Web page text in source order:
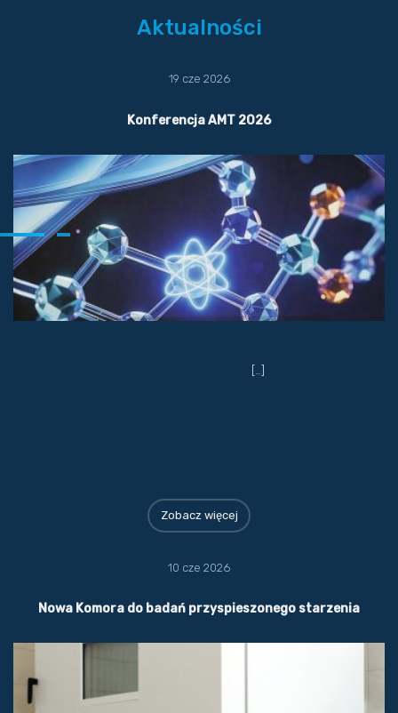
Aktualności
19 cze 2026
Konferencja AMT 2026
Zobacz więcej
10 cze 2026
Nowa Komora do badań przyspieszonego starzenia